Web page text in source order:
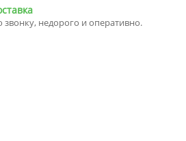
звонку, недорого и оперативно.